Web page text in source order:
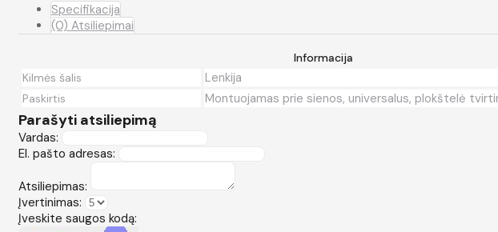
Specifikacija
(0) Atsiliepimai
Informacija
Kilmės šalis
Lenkija
Paskirtis Montuojamas prie sienos, universalus, plokštelė
Parašyti atsiliepimą
Vardas:
El. pašto adresas:
Atsiliepimas:
Įvertinimas:
Įveskite saugos kodą: